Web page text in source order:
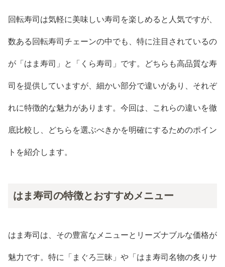
回転寿司は気軽に美味しい寿司を楽しめると人気ですが、
数ある回転寿司チェーンの中でも、特に注目されているの
が「はま寿司」と「くら寿司」です。どちらも高品質な寿
司を提供していますが、細かい部分で違いがあり、それぞ
れに特徴的な魅力があります。今回は、これらの違いを徹
底比較し、どちらを選ぶべきかを明確にするためのポイン
トを紹介します。
はま寿司の特徴とおすすめメニュー
はま寿司は、その豊富なメニューとリーズナブルな価格が
魅力です。特に「まぐろ三昧」や「はま寿司名物の炙りサ